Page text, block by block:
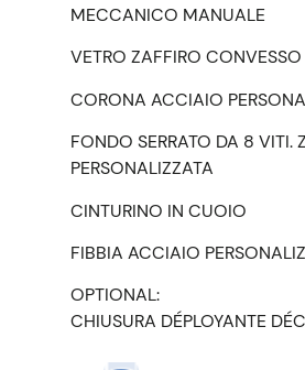
MECCANICO MANUALE
VETRO ZAFFIRO CONVESSO
CORONA ACCIAIO
FONDO SERRATO DA 8 VITI.
PERSONALIZZATA
CINTURINO IN CUOIO
FIBBIA ACCIAIO
OPTIONAL:
CHIUSURA DÉPLOYANTE